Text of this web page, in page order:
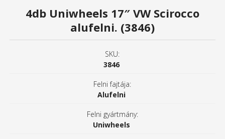
4db Uniwheels 17″ VW Scirocco
alufelni. (3846)
SKU:
3846
Felni fajtája:
Alufelni
Felni gyártmány:
Uniwheels